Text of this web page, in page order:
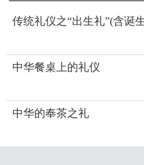
传统礼仪之“出生礼”(含诞
中华餐桌上的礼仪
中华的奉茶之礼